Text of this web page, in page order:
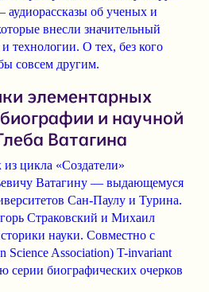
об ученых и
внесли значительный
технологии. О тех, без кого
совсем другим.
элементарных
и научной
Ватагина
цикла «Создатели»
Ватагину — выдающемуся
Сан-Паулу и Турина.
Страковский и Михаил
науки. Совместно с
Science Association) T-invariant
серии биографических очерков